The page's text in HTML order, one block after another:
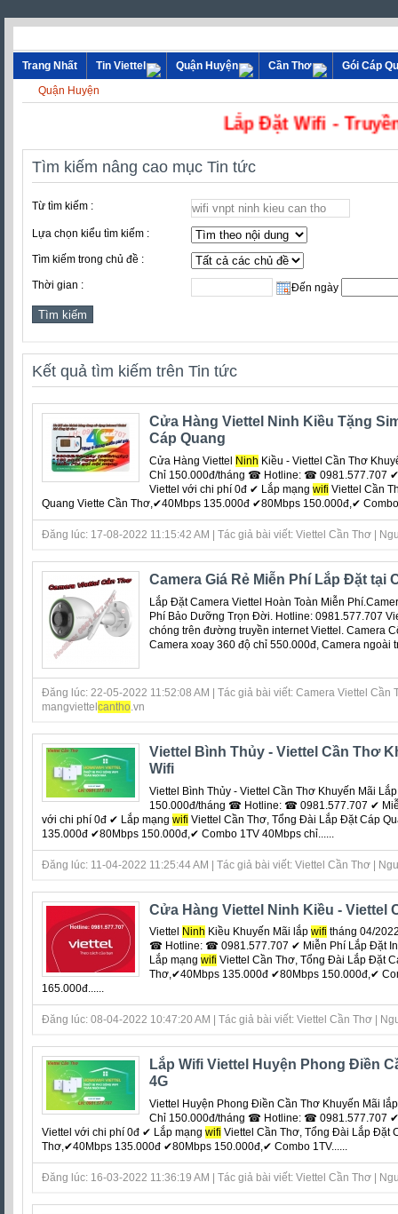
Trang Nhất Tin Viettel Quận Huyện Cần Thơ
Gói Cáp
Quận Huyện
Lắp Đặt Wifi -
Tìm kiếm nâng cao mục Tin tức
Từ tìm kiếm :
Lựa chọn kiểu tìm kiếm :
Tìm kiếm trong chủ đề :
Thời gian : Đến ngày
Kết quả tìm kiếm trên Tin tức
Cửa Hàng Viettel Ninh Kiều Tặng
Cáp Quang
Cửa Hàng Viettel Ninh Kiều - Viettel Cần Thơ
Chỉ 150.000đ/tháng ☎ Hotline: ☎ 0981.577.707 ✔
Viettel với chi phí 0đ ‎✔ Lắp mạng wifi Viettel Cần
Quang Viette Cần Thơ,✔40Mbps 135.000đ ✔80Mbps 150.000đ,✔ Combo
Đăng lúc: 17-08-2022 11:15:42 AM | Tác giả bài viết: Viettel Cần Thơ |
Camera Giá Rẻ Miễn Phí Lắp Đặt tại
Lắp Đặt Camera Viettel Hoàn Toàn Miễn
Phí Bảo Dưỡng Trọn Đời. Hotline: 0981.577.707
chóng trên đường truyền internet Viettel. Camera
Camera xoay 360 độ chỉ 550.000đ, Camera ngoài
Đăng lúc: 22-05-2022 11:52:08 AM | Tác giả bài viết: Camera Viettel Cần
mangviettelcantho .vn
Viettel Bình Thủy - Viettel Cần Thơ
Wifi
Viettel Bình Thủy - Viettel Cần Thơ Khuyến Mãi
150.000đ/tháng ☎ Hotline: ☎ 0981.577.707 ✔
với chi phí 0đ ‎✔ Lắp mạng wifi Viettel Cần Thơ, Tổng Đài Lắp Đặt Cáp
135.000đ ✔80Mbps 150.000đ,✔ Combo 1TV 40Mbps chỉ......
Đăng lúc: 11-04-2022 11:25:44 AM | Tác giả bài viết: Viettel Cần Thơ |
Cửa Hàng Viettel Ninh Kiều - Viettel
Viettel Ninh Kiều Khuyến Mãi lắp wifi tháng 04/
☎ Hotline: ☎ 0981.577.707 ✔ Miễn Phí Lắp Đặt
Lắp mạng wifi Viettel Cần Thơ, Tổng Đài Lắp Đặt
Thơ,✔40Mbps 135.000đ ✔80Mbps 150.000đ,✔
165.000đ......
Đăng lúc: 08-04-2022 10:47:20 AM | Tác giả bài viết: Viettel Cần Thơ |
Lắp Wifi Viettel Huyện Phong Điền
4G
Viettel Huyện Phong Điền Cần Thơ Khuyến Mãi
Chỉ 150.000đ/tháng ☎ Hotline: ☎ 0981.577.707 ✔
Viettel với chi phí 0đ ‎✔ Lắp mạng wifi Viettel Cần Thơ, Tổng Đài Lắp Đặt
Thơ,✔40Mbps 135.000đ ✔80Mbps 150.000đ,✔ Combo 1TV......
Đăng lúc: 16-03-2022 11:36:19 AM | Tác giả bài viết: Viettel Cần Thơ |